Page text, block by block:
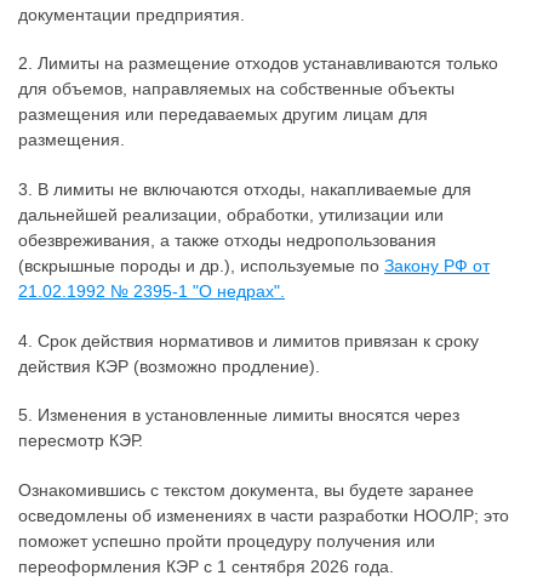
документации предприятия.
2. Лимиты на размещение отходов устанавливаются только
для объемов, направляемых на собственные объекты
размещения или передаваемых другим лицам для
размещения.
3. В лимиты не включаются отходы, накапливаемые для
дальнейшей реализации, обработки, утилизации или
обезвреживания, а также отходы недропользования
(вскрышные породы и др.), используемые по Закону РФ от
21.02.1992 № 2395-1 "О недрах".
4. Срок действия нормативов и лимитов привязан к сроку
действия КЭР (возможно продление).
5. Изменения в установленные лимиты вносятся через
пересмотр КЭР.
Ознакомившись с текстом документа, вы будете заранее
осведомлены об изменениях в части разработки НООЛР; это
поможет успешно пройти процедуру получения или
переоформления КЭР с 1 сентября 2026 года.